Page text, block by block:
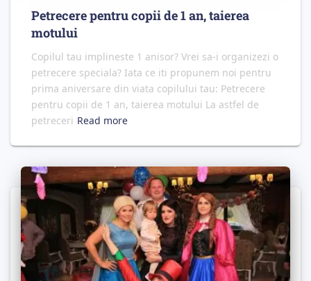
Petrecere pentru copii de 1 an, taierea
motului
Copilul tau implineste 1 anisor? Vrei sa-i organizezi o
petrecere speciala? Iata ce iti propunem noi pentru
prima aniversare din viata copilului tau: Petrecere
pentru copii de 1 an, taierea motului La astfel de
petreceri Read more